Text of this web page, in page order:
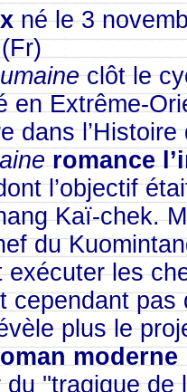
né le 3
clôt le
en Extrême-
dans
romance
l’objectif
Kaï-chek.
du
exécuter les
cependant pas
plus le
moderne
''tragique de